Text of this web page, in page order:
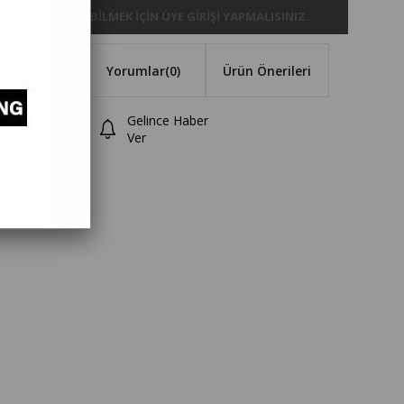
GÖREBILMEK IÇIN ÜYE GIRIŞI YAPMALISINIZ.
Yorumlar(0) Ürün Önerileri
Karşılaştır
Gelince Haber
Ver